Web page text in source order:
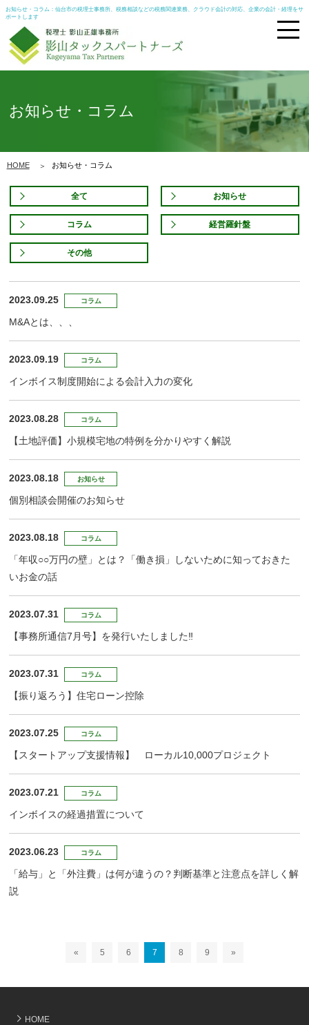
お知らせ・コラム：仙台市の税理士事務所、税務相談などの税務関連業務、クラウド会計の対応、企業の会計・経理をサ
ポートします
お知らせ・コラム
HOME お知らせ・コラム
全て お知らせ
コラム 経営羅針盤
その他
2023.09.25 コラム
M&Aとは、、、
2023.09.19 コラム
インボイス制度開始による会計入力の変化
2023.08.28 コラム
【土地評価】小規模宅地の特例を分かりやすく解説
2023.08.18 お知らせ
個別相談会開催のお知らせ
2023.08.18 コラム
「年収○○万円の壁」とは？「働き損」しないために知っておきた
いお金の話
2023.07.31 コラム
【事務所通信7月号】を発行いたしました‼
2023.07.31 コラム
【振り返ろう】住宅ローン控除
2023.07.25 コラム
【スタートアップ支援情報】 ローカル10,000プロジェクト
2023.07.21 コラム
インボイスの経過措置について
2023.06.23 コラム
「給与」と「外注費」は何が違うの？判断基準と注意点を詳しく解
説
« 5 6 7 8 9 »
HOME